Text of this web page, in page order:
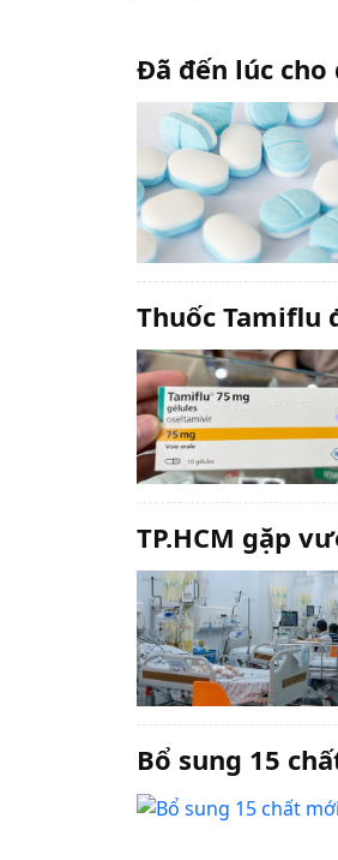
Đã đến lúc
Thuốc Tamiflu
TP.HCM gặp
Bổ sung 15